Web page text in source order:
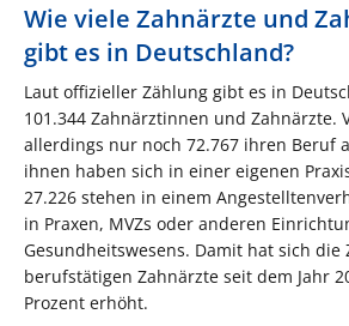
Wie viele Zahnärzte und
gibt es in Deutschland?
Laut offizieller Zählung gibt es in
101.344 Zahnärztinnen und Zahnärzte.
allerdings nur noch 72.767 ihren Beruf
ihnen haben sich in einer eigenen
27.226 stehen in einem
in Praxen, MVZs oder anderen
Gesundheitswesens. Damit hat sich die
berufstätigen Zahnärzte seit dem Jahr
Prozent erhöht.